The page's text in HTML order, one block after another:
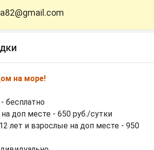
на море!
бесплатно
доп месте - 650 руб./сутки
лет и взрослые на доп месте - 950